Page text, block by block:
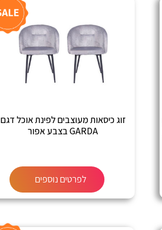
זוג כיסאות מעוצבים לפינת אוכל דגם
GARDA בצבע אפור
לפרטים נוספים